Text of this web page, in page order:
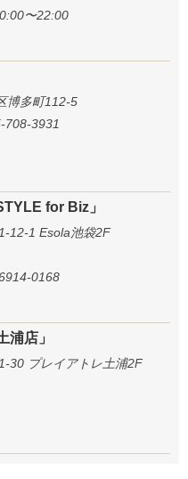
〜22:00
博多町112-5
708-3931
for Biz」
12-1 Esola池袋2F
0168
浦店」
30 プレイアトレ土浦2F